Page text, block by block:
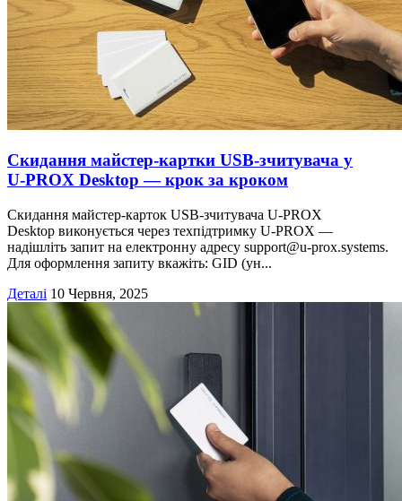
Скидання майстер-картки USB-зчитувача у
U‑PROX Desktop — крок за кроком
Скидання майстер-карток USB-зчитувача U-PROX
Desktop виконується через техпідтримку U-PROX —
надішліть запит на електронну адресу support@u-prox.systems.
Для оформлення запиту вкажіть: GID (ун...
Деталі 10 Червня, 2025